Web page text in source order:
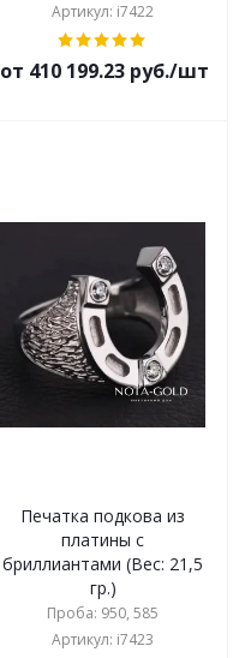
Артикул: i7422
от 410 199.23 руб./шт
Печатка подкова из
платины с
бриллиантами (Вес: 21,5
гр.)
Проба: 950, 585
Артикул: i7423